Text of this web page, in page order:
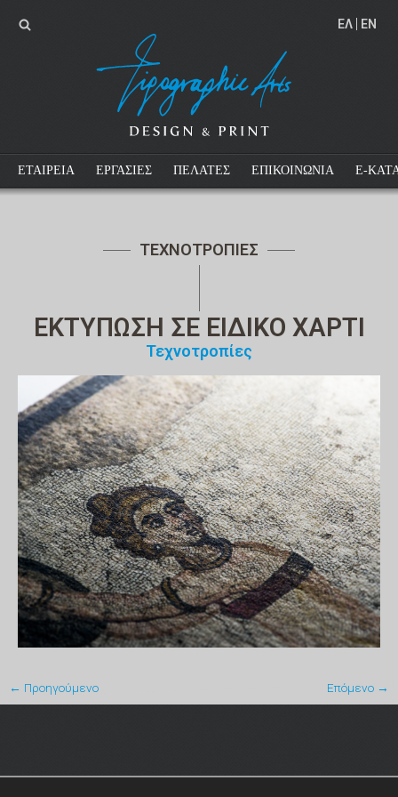
EΛ EN
ΕΤΑΙΡΕΙΑ ΕΡΓΑΣΙΕΣ ΠΕΛΑΤΕΣ ΕΠΙΚΟΙΝΩΝΙΑ E-
ΤΕΧΝΟΤΡΟΠΙΕΣ
ΕΚΤΥΠΩΣΗ ΣΕ ΕΙΔΙΚΟ ΧΑΡΤΙ
Τεχνοτροπίες
← Προηγούμενο Επόμενο →